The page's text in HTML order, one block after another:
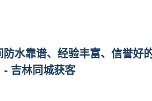
水靠谱、经验丰富、信誉好
- 吉林同城获客